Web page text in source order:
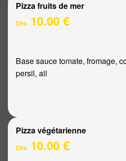
Pizza fruits de mer
Dès 10.00 €
Base sauce tomate, fromage,
persil, ail
Pizza végétarienne
Dès 10.00 €